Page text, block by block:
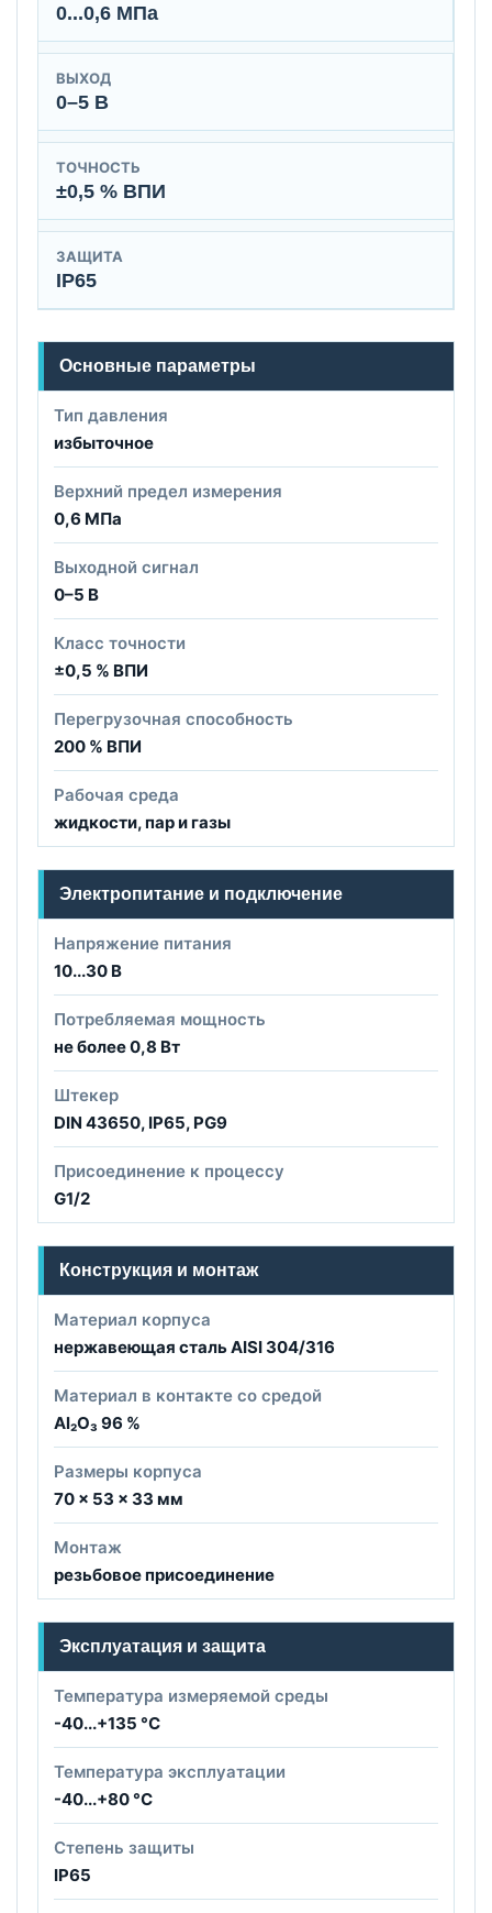
0...0,6 МПа
ВЫХОД
0–5 В
ТОЧНОСТЬ
±0,5 % ВПИ
ЗАЩИТА
IP65
Основные параметры
Тип давления
избыточное
Верхний предел измерения
0,6 МПа
Выходной сигнал
0–5 В
Класс точности
±0,5 % ВПИ
Перегрузочная способность
200 % ВПИ
Рабочая среда
жидкости, пар и газы
Электропитание и подключение
Напряжение питания
10...30 В
Потребляемая мощность
не более 0,8 Вт
Штекер
DIN 43650, IP65, PG9
Присоединение к процессу
G1/2
Конструкция и монтаж
Материал корпуса
нержавеющая сталь AISI 304/316
Материал в контакте со средой
Al₂O₃ 96 %
Размеры корпуса
70 × 53 × 33 мм
Монтаж
резьбовое присоединение
Эксплуатация и защита
Температура измеряемой среды
-40...+135 °C
Температура эксплуатации
-40...+80 °C
Степень защиты
IP65